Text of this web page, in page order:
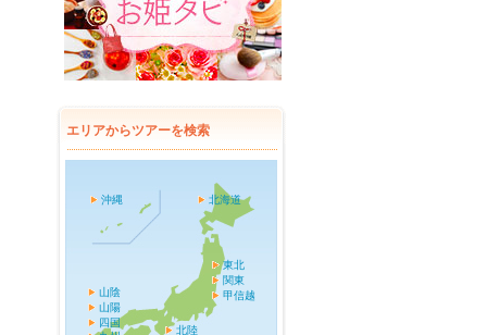
エリアからツアーを検索
北海道
東北
関東
甲信越
北陸
山陰
山陽
四国
沖縄